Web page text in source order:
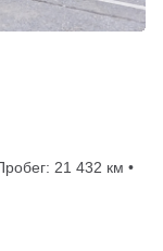
21 432 км •